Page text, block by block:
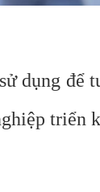
dụng